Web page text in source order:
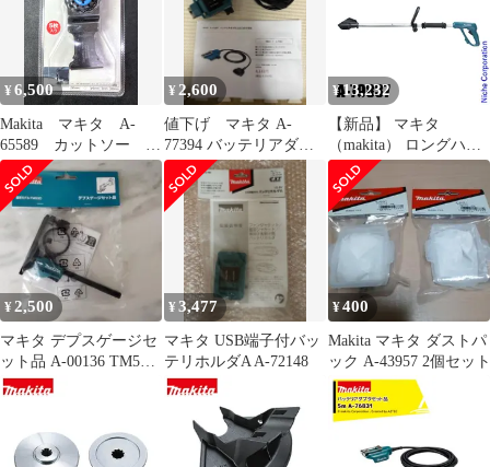
¥6,500
Makita マキタ A-
65589 カットソー
TMA061HM
¥2,600
値下げ マキタ A-
77394 バッテリアダプ
タ 1.6m
¥13,232
【新品】 マキタ
（makita） ロングハン
ドルアタッチメント A-
79837 アタッチメント
アクセサリー 部品 取り
付け 細断 作業負担軽減
¥2,500
マキタ デプスゲージセ
ット品 A-00136 TM53D
用
¥3,477
マキタ USB端子付バッ
テリホルダA A-72148
¥400
Makita マキタ ダストパ
ック A-43957 2個セット